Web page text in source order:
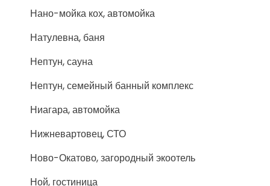
Нано-мойка кох, автомойка
Натулевна, баня
Нептун, сауна
Нептун, семейный банный комплекс
Ниагара, автомойка
Нижневартовец, СТО
Ново-Окатово, загородный экоотель
Ной, гостиница